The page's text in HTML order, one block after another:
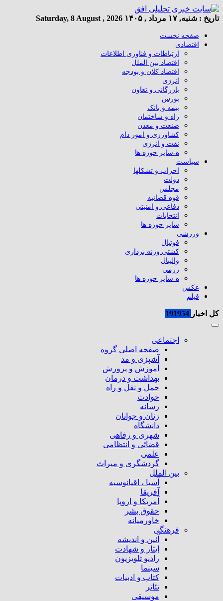
تاریخ : شنبه, ۱۷ مرداد , ۱۴۰۵ Saturday, 8 August , 2026
صفحه نخست
اقتصادی
ارتباطات و فناوری اطلاعات
اقتصاد بین الملل
اقتصاد کلان و بودجه
انرژی
بازرگانی و تعاون
بورس
بیمه و بانک
راه و ساختمان
صنعت و معدن
کشاورزی و امور دام
نفت و انرژی
ه-سایر حوزه ها
سیاست
احزاب و تشکلها
دولت
مجلس
قوه قضائیه
دفاعی و امنیتی
انتخابات
سایر حوزه ها
ورزشی
فوتبال
کشتی وزنه برداری
والیبال
رزمی
ه-سایر حوزه ها
عکس
فیلم
کل اخبار
اجتماعی
صفحه اصلی گروه
آشپزی و مد
آموزش و پرورش
بهداشت و درمان
حمل و نقل و راه
حوادث
رسانه
زنان و جوانان
دانشگاه
شهری و رفاهی
قضائی و انتظامی
علمی
گردشگری و میراث
بین الملل
آسیا ، اقیانوسیه
آفریقا
آمریکا و اروپا
حقوق بشر
خاورمیانه
فرهنگی
آئین و اندیشه
ایثار و شهادت
رادیو تلویزیون
سینما
کتاب و ادبیات
تئاتر
موسیقی